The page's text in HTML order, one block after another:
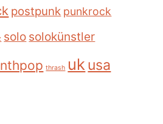
postpunk punkrock
solo solokünstler
thrash ukusa